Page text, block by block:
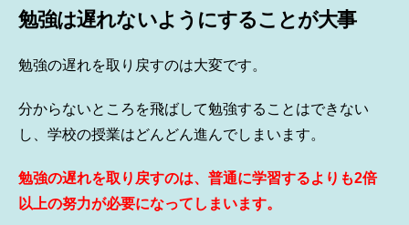
勉強は遅れないようにすることが大事
勉強の遅れを取り戻すのは大変です。
分からないところを飛ばして勉強することはできない
し、学校の授業はどんどん進んでしまいます。
勉強の遅れを取り戻すのは、普通に学習するよりも2倍
以上の努力が必要になってしまいます。